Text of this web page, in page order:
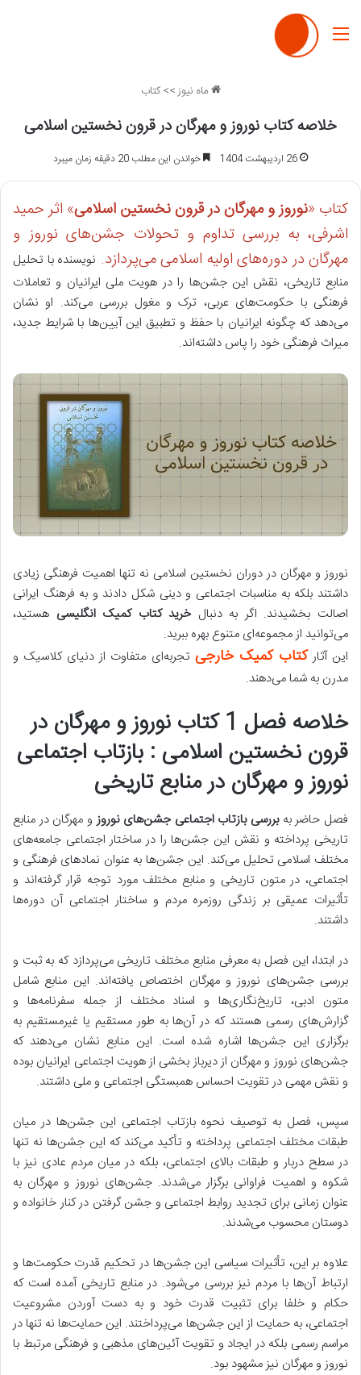
منو
ماه نیوز>> کتاب
خلاصه کتاب نوروز و مهرگان در قرون نخستین اسلامی
26 اردیبهشت 1404 خواندن این مطلب 20 دقیقه زمان میبرد
کتاب «نوروز و مهرگان در قرون نخستین اسلامی» اثر حمید
اشرفی، به بررسی تداوم و تحولات جشن‌های نوروز و
مهرگان در دوره‌های اولیه اسلامی می‌پردازد. نویسنده با تحلیل
منابع تاریخی، نقش این جشن‌ها را در هویت ملی ایرانیان و تعاملات
فرهنگی با حکومت‌های عربی، ترک و مغول بررسی می‌کند. او نشان
می‌دهد که چگونه ایرانیان با حفظ و تطبیق این آیین‌ها با شرایط جدید،
میراث فرهنگی خود را پاس داشته‌اند.
نوروز و مهرگان در دوران نخستین اسلامی نه تنها اهمیت فرهنگی زیادی
داشتند بلکه به مناسبات اجتماعی و دینی شکل دادند و به فرهنگ ایرانی
اصالت بخشیدند. اگر به دنبالخرید کتاب کمیک انگلیسی هستید،
می‌توانید از مجموعه‌ای متنوع بهره ببرید.
این آثارکتاب کمیک خارجی تجربه‌ای متفاوت از دنیای کلاسیک و
مدرن به شما می‌دهند.
خلاصه فصل 1 کتاب نوروز و مهرگان در
قرون نخستین اسلامی : بازتاب اجتماعی
نوروز و مهرگان در منابع تاریخی
فصل حاضر بهبررسی بازتاب اجتماعی جشن‌های نوروز و مهرگان در منابع
تاریخی پرداخته و نقش این جشن‌ها را در ساختار اجتماعی جامعه‌های
مختلف اسلامی تحلیل می‌کند. این جشن‌ها به عنوان نمادهای فرهنگی و
اجتماعی، در متون تاریخی و منابع مختلف مورد توجه قرار گرفته‌اند و
تأثیرات عمیقی بر زندگی روزمره مردم و ساختار اجتماعی آن دوره‌ها
داشتند.
در ابتدا، این فصل به معرفی منابع مختلف تاریخی می‌پردازد که به ثبت و
بررسی جشن‌های نوروز و مهرگان اختصاص یافته‌اند. این منابع شامل
متون ادبی، تاریخ‌نگاری‌ها و اسناد مختلف از جمله سفرنامه‌ها و
گزارش‌های رسمی هستند که در آن‌ها به طور مستقیم یا غیرمستقیم به
برگزاری این جشن‌ها اشاره شده است. این منابع نشان می‌دهند که
جشن‌های نوروز و مهرگان از دیرباز بخشی ازهویت اجتماعی ایرانیان بوده
و نقش مهمی در تقویت احساس همبستگی اجتماعی و ملی داشتند.
سپس، فصل به توصیف نحوه بازتاب اجتماعی این جشن‌ها در میان
طبقات مختلف اجتماعی پرداخته و تأکید می‌کند که این جشن‌ها نه تنها
در سطح دربار و طبقات بالای اجتماعی، بلکه در میان مردم عادی نیز با
شکوه و اهمیت فراوانی برگزار می‌شدند. جشن‌های نوروز و مهرگان به
عنوان زمانی برای تجدید روابط اجتماعی و جشن گرفتن در کنار خانواده و
دوستان محسوب می‌شدند.
علاوه بر این، تأثیرات سیاسی این جشن‌ها در تحکیم قدرت حکومت‌ها و
ارتباط آن‌ها با مردم نیز بررسی می‌شود. در منابع تاریخی آمده است که
حکام و خلفا برای تثبیت قدرت خود و به دست آوردن مشروعیت
اجتماعی، به حمایت از این جشن‌ها می‌پرداختند. این حمایت‌ها نه تنها در
مراسم رسمی بلکه در ایجاد و تقویت آئین‌های مذهبی و فرهنگی مرتبط با
نوروز و مهرگان نیز مشهود بود.